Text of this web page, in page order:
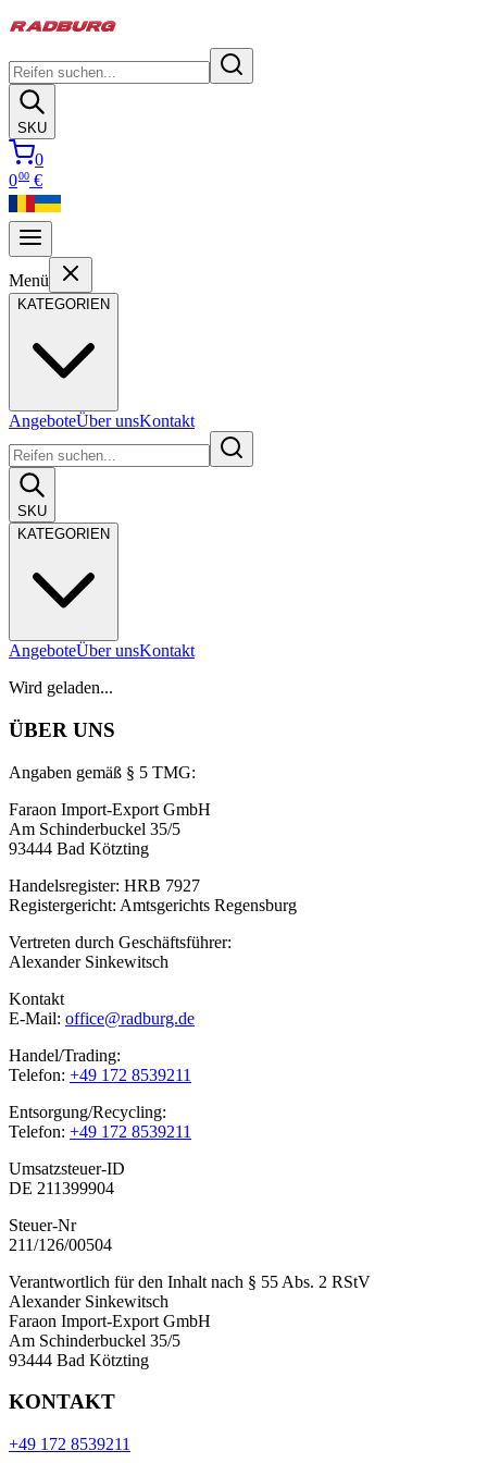
SKU
0
000 €
Menü
KATEGORIEN
AngeboteÜber unsKontakt
SKU
KATEGORIEN
AngeboteÜber unsKontakt
Wird geladen...
ÜBER UNS
Angaben gemäß § 5 TMG:
Faraon Import-Export GmbH
Am Schinderbuckel 35/5
93444 Bad Kötzting
Handelsregister: HRB 7927
Registergericht: Amtsgerichts Regensburg
Vertreten durch Geschäftsführer:
Alexander Sinkewitsch
Kontakt
E-Mail: office@radburg.de
Handel/Trading:
Telefon: +49 172 8539211
Entsorgung/Recycling:
Telefon: +49 172 8539211
Umsatzsteuer-ID
DE 211399904
Steuer-Nr
211/126/00504
Verantwortlich für den Inhalt nach § 55 Abs. 2 RStV
Alexander Sinkewitsch
Faraon Import-Export GmbH
Am Schinderbuckel 35/5
93444 Bad Kötzting
KONTAKT
+49 172 8539211